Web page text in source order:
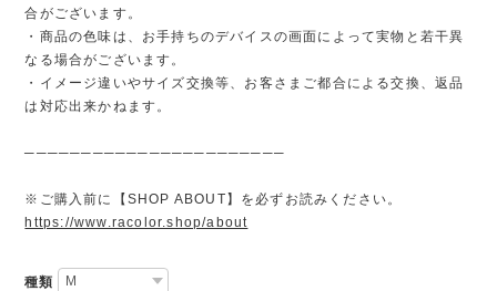
合がございます。
・商品の色味は、お手持ちのデバイスの画面によって実物と若干異
なる場合がございます。
・イメージ違いやサイズ交換等、お客さまご都合による交換、返品
は対応出来かねます。
───────────────────────
※ご購入前に【SHOP ABOUT】を必ずお読みください。
https://www.racolor.shop/about
種類